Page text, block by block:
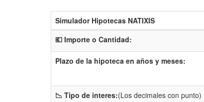
Simulador Hipotecas NATIXIS
💶 Importe o Cantidad:
Plazo de la hipoteca en años y meses:
📉 Tipo de interes:(Los decimales con punto)